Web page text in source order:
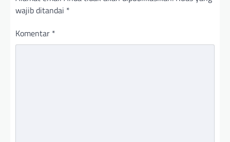
wajib ditandai *
Komentar *